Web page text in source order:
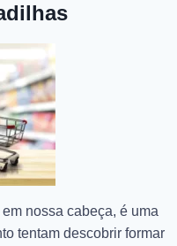
nossa cabeça, é uma
tentam descobrir formar